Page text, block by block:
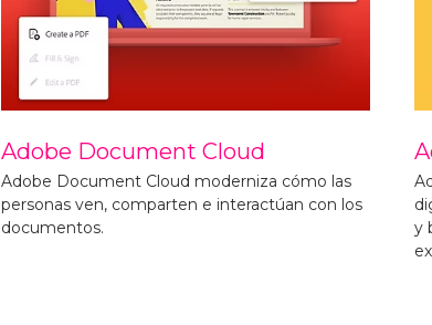
Adobe Experience Cloud
Adobe Experience Cloud provee a las empresas
digitales con todo lo que necesitan para diseñar
y brindar experiencias de clientes